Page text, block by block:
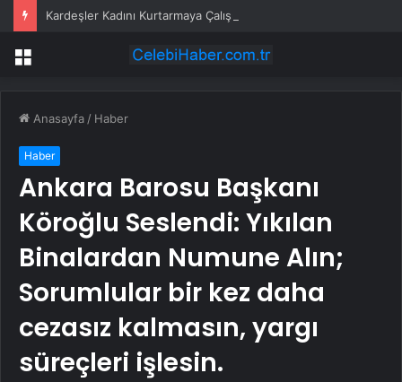
Kardeşler Kadını Kurtarmaya Çalışırken Bıçaklandı
Menü
Anasayfa / Haber
Haber
Ankara Barosu Başkanı
Köroğlu Seslendi: Yıkılan
Binalardan Numune Alın;
Sorumlular bir kez daha
cezasız kalmasın, yargı
süreçleri işlesin.